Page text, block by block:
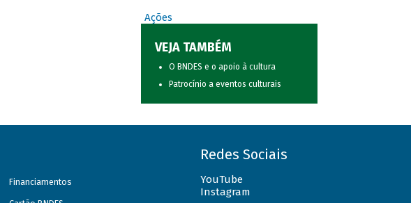
Ações
VEJA TAMBÉM
O BNDES e o apoio à cultura
Patrocínio a eventos culturais
Financiamentos
Redes Sociais
YouTube
Instagram